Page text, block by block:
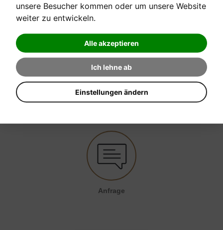
unsere Besucher kommen oder um unsere Website
weiter zu entwickeln.
Alle akzeptieren
Ich lehne ab
Einstellungen ändern
Verkaufspreis:
11,40 €
EINE FRAGE ZUM PRODUKT STELLEN
Anfrage